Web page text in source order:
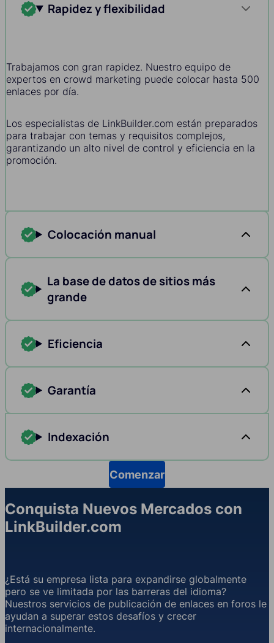
Rapidez y flexibilidad
Trabajamos con gran rapidez. Nuestro equipo de
expertos en crowd marketing puede colocar hasta 500
enlaces por día.
Los especialistas de LinkBuilder.com están preparados
para trabajar con temas y requisitos complejos,
garantizando un alto nivel de control y eficiencia en la
promoción.
Colocación manual
La base de datos de sitios más
grande
Eficiencia
Garantía
Indexación
Comenzar
Conquista Nuevos Mercados con
LinkBuilder.com
¿Está su empresa lista para expandirse globalmente
pero se ve limitada por las barreras del idioma?
Nuestros servicios de publicación de enlaces en foros le
ayudan a superar estos desafíos y crecer
internacionalmente.